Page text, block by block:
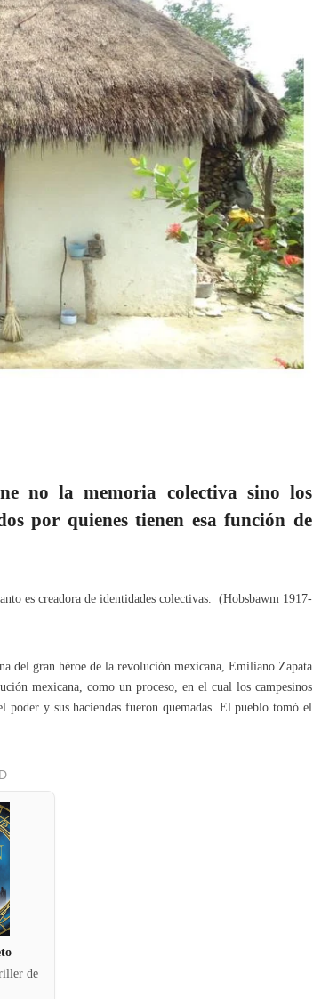
no la memoria colectiva sino los
por quienes tienen esa función de
es creadora de identidades colectivas. (Hobsbawm 1917-
del gran héroe de la revolución mexicana, Emiliano Zapata
mexicana, como un proceso, en el cual los campesinos
poder y sus haciendas fueron quemadas. El pueblo tomó el
de